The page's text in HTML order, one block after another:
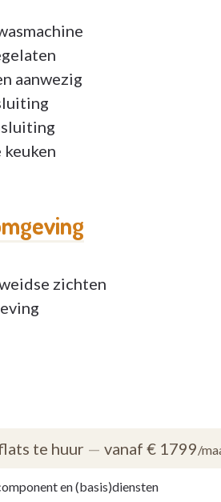
zorgomkadering zijn er
team garandeert u de klok
en uw familie. Hierbij blijft
staan.
aanwezig
zichten
te huur — vanaf € 1799/
en (basis)diensten